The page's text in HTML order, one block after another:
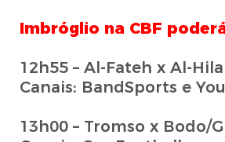
Imbróglio na CBF
12h55 – Al-Fateh x Al-
Canais: BandSports e
13h00 – Tromso x Bodo/